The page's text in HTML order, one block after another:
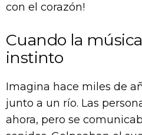
con el corazón!
Cuando la
instinto
Imagina hace miles de
junto a un río. Las
ahora, pero se